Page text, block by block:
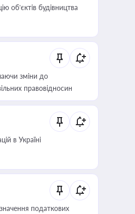
об’єктів будівництва
зміни до
правовідносин
в Україні
податкових